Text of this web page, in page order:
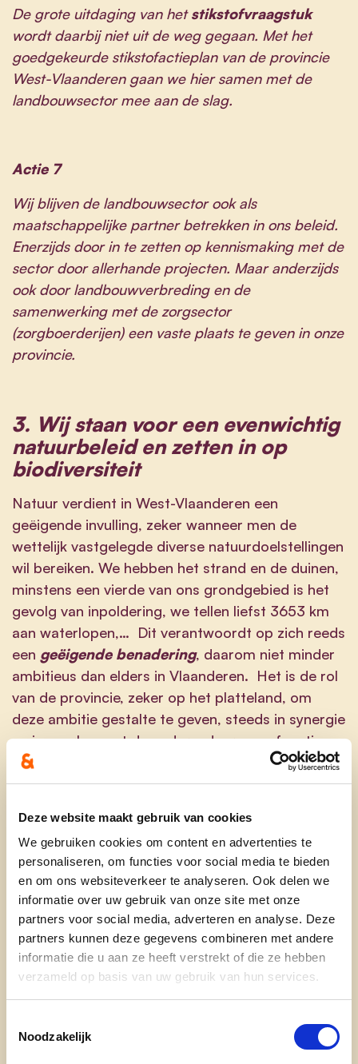
Deze website maakt gebruik van cookies
We gebruiken cookies om content en advertenties te
personaliseren, om functies voor social media te bieden
en om ons websiteverkeer te analyseren. Ook delen we
informatie over uw gebruik van onze site met onze
partners voor social media, adverteren en analyse. Deze
partners kunnen deze gegevens combineren met andere
informatie die u aan ze heeft verstrekt of die ze hebben
verzameld op basis van uw gebruik van hun services.
Noodzakelijk
De grote uitdaging van hetstikstofvraagstuk
wordt daarbij niet uit de weg gegaan. Met het
goedgekeurde stikstofactieplan van de provincie
West-Vlaanderen gaan we hier samen met de
landbouwsector mee aan de slag.
Actie 7
Wij blijven de landbouwsector ook als
maatschappelijke partner betrekken in ons beleid.
Enerzijds door in te zetten op kennismaking met de
sector door allerhande projecten. Maar anderzijds
ook door landbouwverbreding en de
samenwerking met de zorgsector
(zorgboerderijen) een vaste plaats te geven in onze
provincie.
3. Wij staan voor een evenwichtig
natuurbeleid en zetten in op
biodiversiteit
Natuur verdient in West-Vlaanderen een
geëigende invulling, zeker wanneer men de
wettelijk vastgelegde diverse natuurdoelstellingen
wil bereiken. We hebben het strand en de duinen,
minstens een vierde van ons grondgebied is het
gevolg van inpoldering, we tellen liefst 3653 km
aan waterlopen,… Dit verantwoordt op zich reeds
een geëigende benadering, daarom niet minder
ambitieus dan elders in Vlaanderen. Het is de rol
van de provincie, zeker op het platteland, om
deze ambitie gestalte te geven, steeds in synergie
en in overleg met de andere, duurzame functies
die onze open ruimte moet kunnen herbergen.
aan natuurgebied, blijven onze absolute
kroonjuwelen op dit terrein en zullen, zoals steeds
in consensus met de landbouwsector, verder
worden versterkt, met bijzondere aandacht voor
de bevordering van de biodiversiteit en selectieve
toegankelijkheid. Maar de natuurambities van
andere actoren worden vanuit de onder actie 1
vermelde geïntegreerde aanpak mee vorm
gegeven, vastgelegd en uitgevoerd (AGNAS-
processen, …).